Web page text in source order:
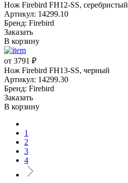
Нож Firebird FH12-SS, серебристый
Артикул: 14299.10
Бренд: Firebird
Заказать
В корзину
от 3791 ₽
Нож Firebird FH13-SS, черный
Артикул: 14299.30
Бренд: Firebird
Заказать
В корзину
1
2
3
4